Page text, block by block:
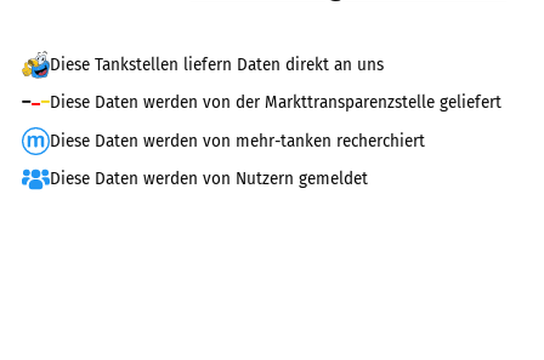
Diese Tankstellen liefern Daten direkt an uns
Diese Daten werden von der Markttransparenzstelle geliefert
Diese Daten werden von mehr-tanken recherchiert
Diese Daten werden von Nutzern gemeldet